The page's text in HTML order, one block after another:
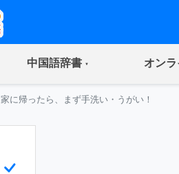
中国語辞書(current) オン
家に帰ったら、まず手洗い・うがい！